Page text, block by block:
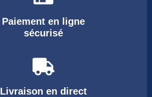
Paiement en ligne
sécurisé
Livraison en direct